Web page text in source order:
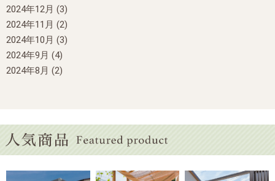
2024年12月 (3)
2024年11月 (2)
2024年10月 (3)
2024年9月 (4)
2024年8月 (2)